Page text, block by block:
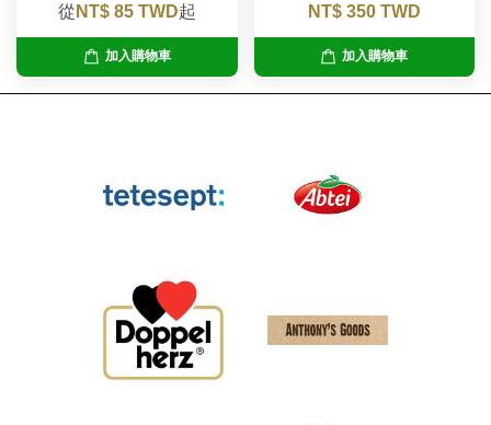
從 NT$ 85 TWD起
加入購物車
NT$ 350 TWD
加入購物車